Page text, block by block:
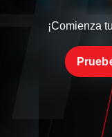
¡Comienza